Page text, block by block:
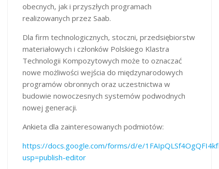
obecnych, jak i przyszłych programach
realizowanych przez Saab.
Dla firm technologicznych, stoczni, przedsiębiorstw
materiałowych i członków Polskiego Klastra
Technologii Kompozytowych może to oznaczać
nowe możliwości wejścia do międzynarodowych
programów obronnych oraz uczestnictwa w
budowie nowoczesnych systemów podwodnych
nowej generacji.
Ankieta dla zainteresowanych podmiotów:
https://docs.google.com/forms/d/e/
usp=publish-editor